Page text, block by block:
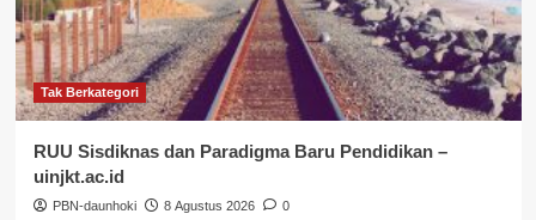
Tak Berkategori
RUU Sisdiknas dan Paradigma Baru Pendidikan –
uinjkt.ac.id
PBN-daunhoki 8 Agustus 2026 0